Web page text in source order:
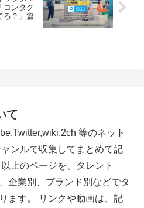
コンタク
る？」篇
て
等のネット
ンルで収集してまとめて記
上のページを、タレント
企業別、ブランド別などでタ
ます。 リンクや動画は、記